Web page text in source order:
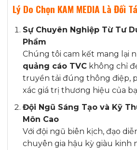
Lý Do Chọn KAM MEDIA Là Đối
Sự Chuyên Nghiệp Từ Tư
Phẩm
Chúng tôi cam kết mang lại
quảng cáo TVCkhông chỉ
truyền tải đúng thông điệp,
xác giá trị thương hiệu của
Đội Ngũ Sáng Tạo và Kỹ
Môn Cao
Với đội ngũ biên kịch, đạo
chuyên gia hậu kỳ giàu kinh